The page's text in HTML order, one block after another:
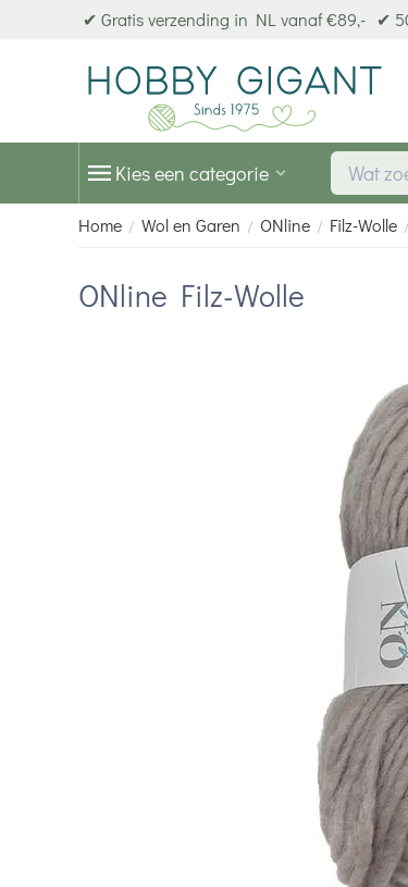
✔ Gratis verzending in NL vanaf €89,- ✔
Kies een categorie
Home / Wol en Garen / ONline / Filz-Wolle /
ONline Filz-Wolle